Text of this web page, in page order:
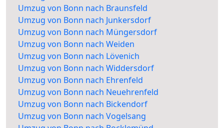
Umzug von Bonn nach Braunsfeld
Umzug von Bonn nach Junkersdorf
Umzug von Bonn nach Müngersdorf
Umzug von Bonn nach Weiden
Umzug von Bonn nach Lövenich
Umzug von Bonn nach Widdersdorf
Umzug von Bonn nach Ehrenfeld
Umzug von Bonn nach Neuehrenfeld
Umzug von Bonn nach Bickendorf
Umzug von Bonn nach Vogelsang